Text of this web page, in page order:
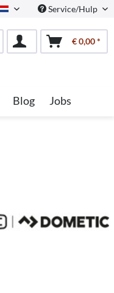
Dutch Service/Hulp
€ 0,00 *
Blog Jobs